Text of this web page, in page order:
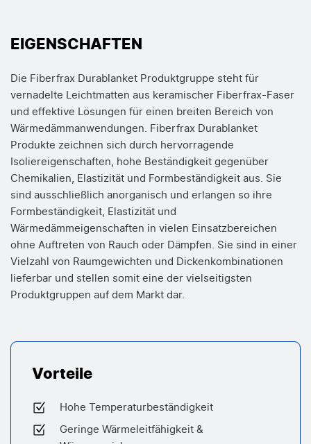
EIGENSCHAFTEN
Die Fiberfrax Durablanket Produktgruppe steht für
vernadelte Leichtmatten aus keramischer Fiberfrax-Faser
und effektive Lösungen für einen breiten Bereich von
Wärmedämmanwendungen. Fiberfrax Durablanket
Produkte zeichnen sich durch hervorragende
Isoliereigenschaften, hohe Beständigkeit gegenüber
Chemikalien, Elastizität und Formbeständigkeit aus. Sie
sind ausschließlich anorganisch und erlangen so ihre
Formbeständigkeit, Elastizität und
Wärmedämmeigenschaften in vielen Einsatzbereichen
ohne Auftreten von Rauch oder Dämpfen. Sie sind in einer
Vielzahl von Raumgewichten und Dickenkombinationen
lieferbar und stellen somit eine der vielseitigsten
Produktgruppen auf dem Markt dar.
Vorteile
Hohe Temperaturbeständigkeit
Geringe Wärmeleitfähigkeit &